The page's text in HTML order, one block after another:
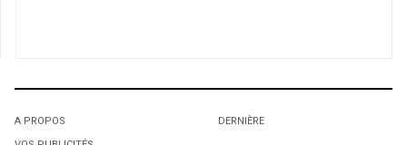
A PROPOS
DERNIÈRE